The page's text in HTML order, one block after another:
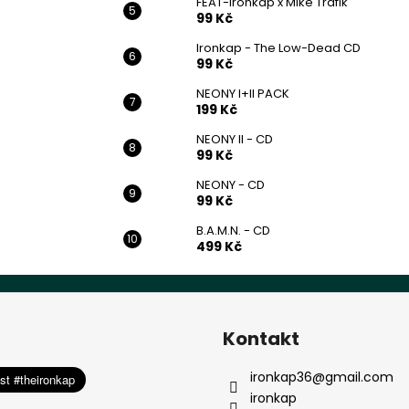
99 Kč
Ironkap - The Low-Dead CD
99 Kč
NEONY I+II PACK
199 Kč
NEONY II - CD
99 Kč
NEONY - CD
99 Kč
B.A.M.N. - CD
499 Kč
Kontakt
ironkap36@gmail.com
ironkap